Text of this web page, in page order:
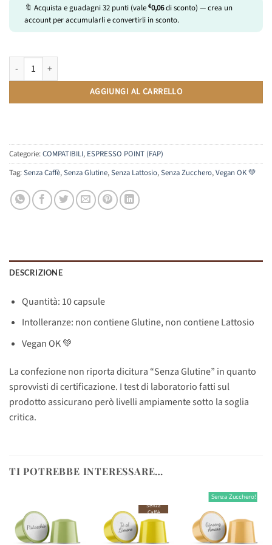
🔖 Acquista e guadagni32 punti (vale €0,06di sconto) — crea un
account per accumularli e convertirli in sconto.
Tisana Zenzero e Limone | Compatibili Lavazza Espresso Point | 10
AGGIUNGI AL CARRELLO
Categorie:COMPATIBILI, ESPRESSO POINT (FAP)
Tag:Senza Caffè,Senza Glutine,Senza Lattosio,Senza Zucchero,Vegan OK 💚
DESCRIZIONE
Quantità: 10 capsule
Intolleranze: non contiene Glutine, non contiene Lattosio
Vegan OK 💚
La confezione non riporta dicitura “Senza Glutine” in quanto
sprovvisti di certificazione. I test di laboratorio fatti sul
prodotto assicurano però livelli ampiamente sotto la soglia
critica.
TI POTREBBE INTERESSARE…
Senza
Caffè
Senza Zucchero!